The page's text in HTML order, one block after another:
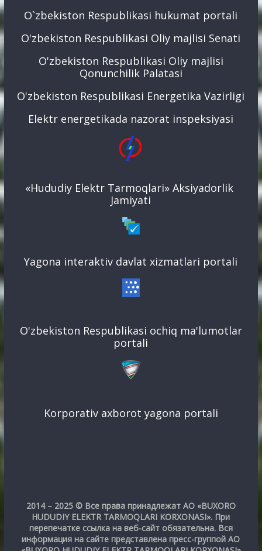
O`zbekiston Respublikasi hukumat portali
O'zbekiston Respublikasi Oliy majlisi Senati
O'zbekiston Respublikasi Oliy majlisi
Qonunchilik Palatasi
O'zbekiston Respublikasi Energetika Vazirligi
Elektr energetikada nazorat inspeksiyasi
«Hududiy Elektr Tarmoqlari» Aksiyadorlik
Jamiyati
Yagona interaktiv davlat xizmatlari portali
O'zbekiston Respublikasi ochiq ma'lumotlar
portali
Korporativ axborot yagona portali
2014 – 2025 © Все права принадлежат АО «BUXORO
HUDUDIY ELEKTR TARMOQLARI KORXONASI». При
перепечатке ссылка на веб-сайт обязательна. Вся
информация на сайте представлена пресс-группой АО